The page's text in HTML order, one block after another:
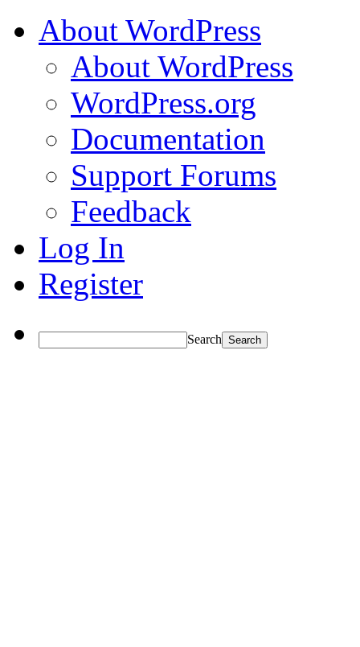
About WordPress
About WordPress
WordPress.org
Documentation
Support Forums
Feedback
Log In
Register
Search